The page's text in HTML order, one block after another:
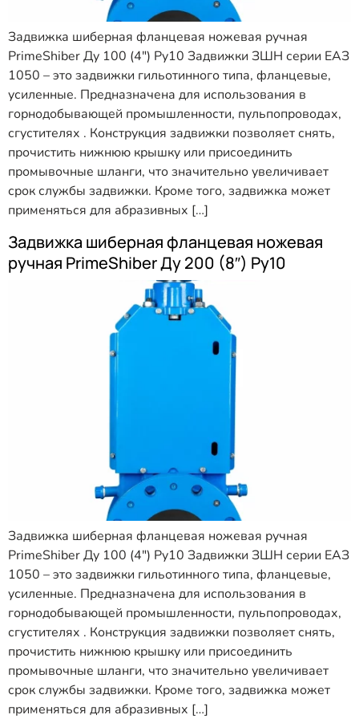
Задвижка шиберная фланцевая ножевая ручная
PrimeShiber Ду 100 (4″) Ру10 Задвижки ЗШН серии ЕАЗ
1050 – это задвижки гильотинного типа, фланцевые,
усиленные. Предназначена для использования в
горнодобывающей промышленности, пульпопроводах,
сгустителях . Конструкция задвижки позволяет снять,
прочистить нижнюю крышку или присоединить
промывочные шланги, что значительно увеличивает
срок службы задвижки. Кроме того, задвижка может
применяться для абразивных […]
Задвижка шиберная фланцевая ножевая
ручная PrimeShiber Ду 200 (8″) Ру10
Задвижка шиберная фланцевая ножевая ручная
PrimeShiber Ду 100 (4″) Ру10 Задвижки ЗШН серии ЕАЗ
1050 – это задвижки гильотинного типа, фланцевые,
усиленные. Предназначена для использования в
горнодобывающей промышленности, пульпопроводах,
сгустителях . Конструкция задвижки позволяет снять,
прочистить нижнюю крышку или присоединить
промывочные шланги, что значительно увеличивает
срок службы задвижки. Кроме того, задвижка может
применяться для абразивных […]